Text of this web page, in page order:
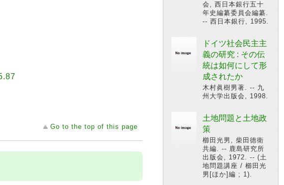
Go to the top of this page
会, 西日本銀行五十
年史編纂委員会編纂.
-- 西日本銀行, 1995.
ドイツ社会民主主
義の研究 : その伝
統は如何にして形
成されたか
木村眞樹男著. -- 九
州大学出版会, 1998.
土地問題と土地政
策
櫛田光男, 柴田徳衛
共編. -- 鹿島研究所
出版会, 1972. -- (土
地問題講座 / 櫛田光
男[ほか]編 ; 1).